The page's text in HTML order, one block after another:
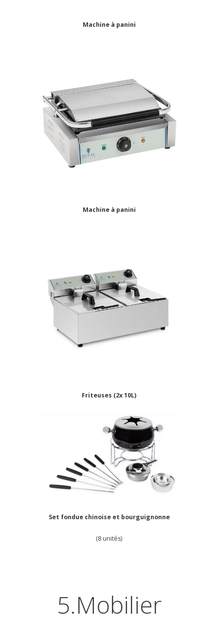
Machine à panini
Machine à panini
Friteuses (2x 10L)
Set fondue chinoise et bourguignonne
(8 unités)
5.Mobilier